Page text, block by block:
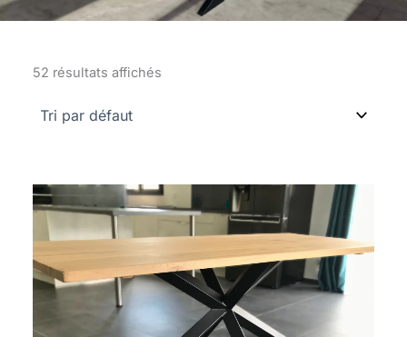
52 résultats affichés
Plage
de
1
à
2
690 €